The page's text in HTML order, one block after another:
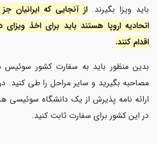
باید ویزا بگیرند. از آنجایی که ایرانیان
اتحادیه اروپا هستند باید برای اخذ ویزای
اقدام کنند.
بدین منظور باید به سفارت کشور سوئیس
مصاحبه بگیرید و سایر مراحل را طی کنید.
ارائه نامه پذیرش از یک دانشگاه
در این کشور برای سفارت ثابت کنید.